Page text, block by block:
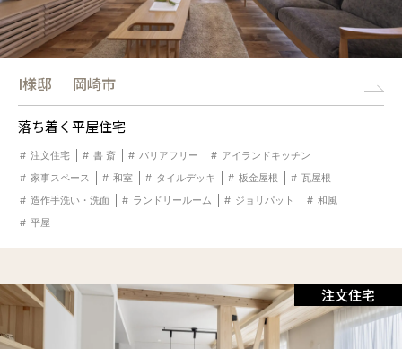
I様邸 岡崎市
落ち着く平屋住宅
注文住宅 書 斎 バリアフリー
アイランドキッチン
家事スペース
和室 タイルデッキ 板金屋根
瓦屋根
造作手洗い・洗面
ランドリールーム ジョリパット
和風
平屋
注文住宅